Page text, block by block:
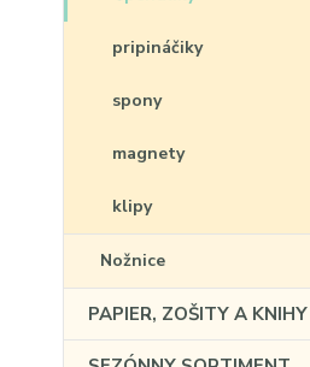
pripináčiky
spony
magnety
klipy
Nožnice
PAPIER, ZOŠITY A KNIHY